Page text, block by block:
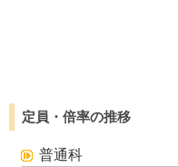
定員・倍率の推移
普通科